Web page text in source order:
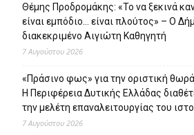
Θέμης Προδρομάκης: «Το να ξεκινά
είναι εμπόδιο… είναι πλούτος» – O
διακεκριμένο Αιγιώτη Καθηγητή
7 Αυγούστου 2026
«Πράσινο φως» για την οριστική
Η Περιφέρεια Δυτικής Ελλάδας
την μελέτη επαναλειτουργίας του
7 Αυγούστου 2026